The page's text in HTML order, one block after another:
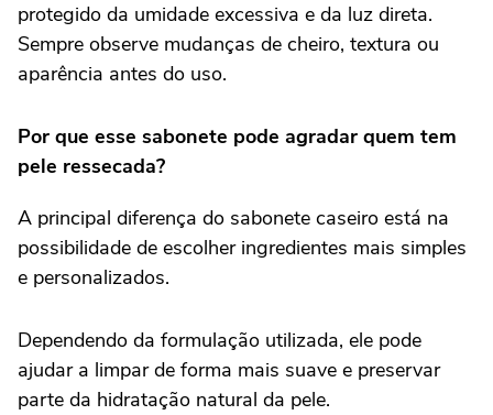
protegido da umidade excessiva e da luz direta.
Sempre observe mudanças de cheiro, textura ou
aparência antes do uso.
Por que esse sabonete pode agradar quem tem
pele ressecada?
A principal diferença do sabonete caseiro está na
possibilidade de escolher ingredientes mais simples
e personalizados.
Dependendo da formulação utilizada, ele pode
ajudar a limpar de forma mais suave e preservar
parte da hidratação natural da pele.